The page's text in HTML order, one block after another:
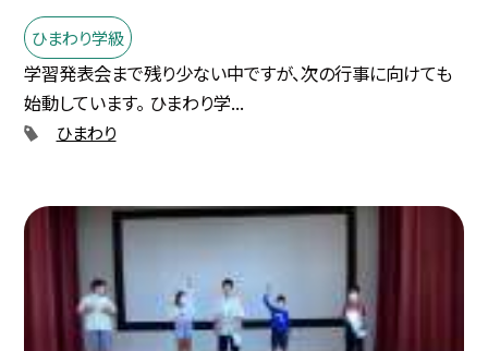
ひまわり学級
学習発表会まで残り少ない中ですが、次の行事に向けても
始動しています。 ひまわり学...
ひまわり